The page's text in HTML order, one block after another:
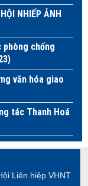
NHIẾP ẢNH
phòng chống
văn hóa giao
tác Thanh Hoá
Liên hiệp VHNT